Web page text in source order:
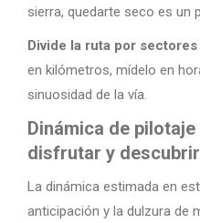
sierra, quedarte seco es un
Divide la ruta por
en kilómetros, mídelo en
sinuosidad de la vía.
Dinámica de
disfrutar y descubrir
La dinámica estimada en
anticipación y la dulzura de